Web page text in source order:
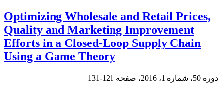
Optimizing Wholesale and Retail Prices,
Quality and Marketing Improvement
Efforts in a Closed-Loop Supply Chain
Using a Game Theory
دوره 50، شماره 1، 2016، صفحه 121-131